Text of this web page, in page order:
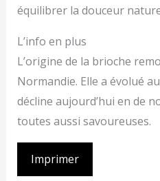
équilibrer la douceur
L’info en plus
L’origine de la brioche
Normandie. Elle a évolué
décline aujourd’hui en de
toutes aussi savoureuses.
Imprimer